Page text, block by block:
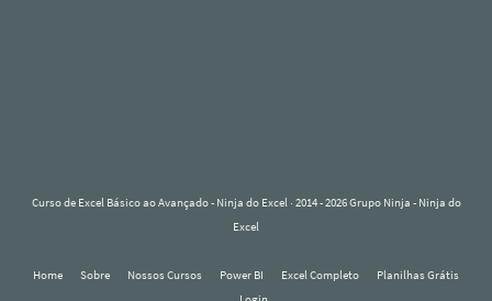
Curso de Excel Básico ao Avançado - Ninja do Excel · 2014 - 2026 Grupo Ninja - Ninja do
Excel
Home Sobre Nossos Cursos Power BI Excel Completo
Planilhas Grátis